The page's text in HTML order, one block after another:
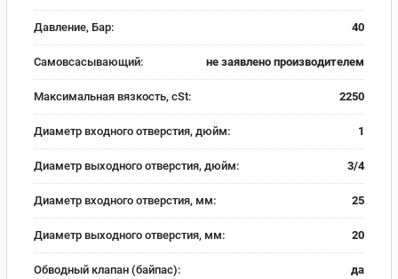
Давление, Бар: 40
Самовсасывающий: не заявлено производителем
Максимальная вязкость, cSt: 2250
Диаметр входного отверстия, дюйм: 1
Диаметр выходного отверстия, дюйм: 3/4
Диаметр входного отверстия, мм: 25
Диаметр выходного отверстия, мм: 20
Обводный клапан (байпас): да